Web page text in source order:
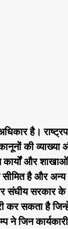
है।
की व्याख्या
कार्यों और
है और अन्य
संघीय सरकार के
कर सकता है
ने जिन कार्यकारी